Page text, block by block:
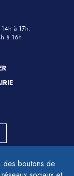
boutons de
à 17h.
à 16h.